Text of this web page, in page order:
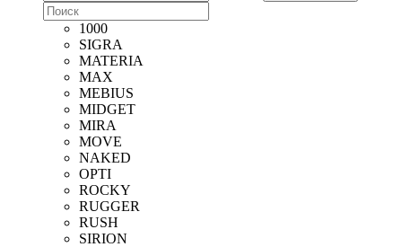
1000
SIGRA
MATERIA
MAX
MEBIUS
MIDGET
MIRA
MOVE
NAKED
OPTI
ROCKY
RUGGER
RUSH
SIRION